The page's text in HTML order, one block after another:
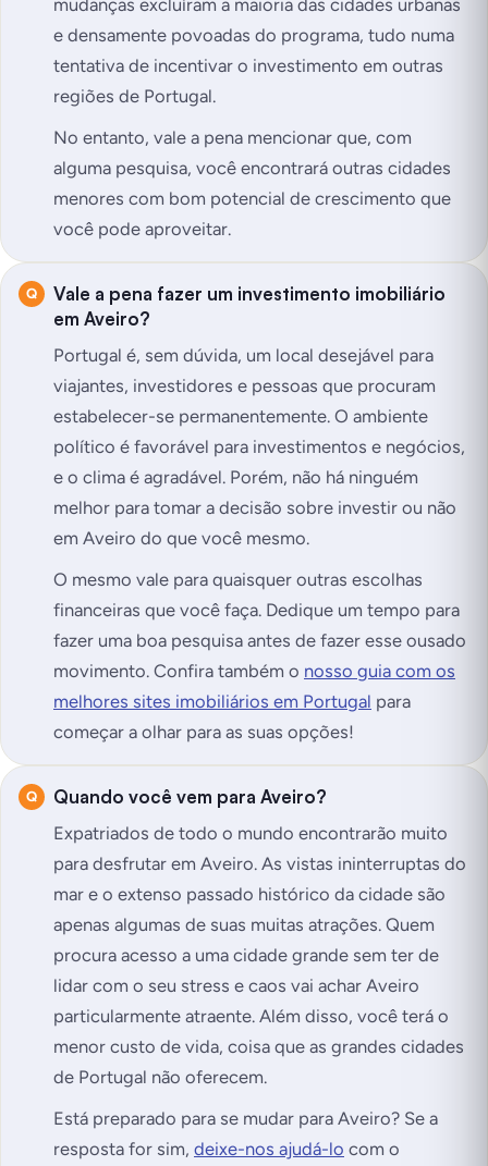
mudanças excluíram a maioria das cidades urbanas
e densamente povoadas do programa, tudo numa
tentativa de incentivar o investimento em outras
regiões de Portugal.
No entanto, vale a pena mencionar que, com
alguma pesquisa, você encontrará outras cidades
menores com bom potencial de crescimento que
você pode aproveitar.
Vale a pena fazer um investimento imobiliário
em Aveiro?
Portugal é, sem dúvida, um local desejável para
viajantes, investidores e pessoas que procuram
estabelecer-se permanentemente. O ambiente
político é favorável para investimentos e negócios,
e o clima é agradável. Porém, não há ninguém
melhor para tomar a decisão sobre investir ou não
em Aveiro do que você mesmo.
O mesmo vale para quaisquer outras escolhas
financeiras que você faça. Dedique um tempo para
fazer uma boa pesquisa antes de fazer esse ousado
movimento. Confira também o nosso guia com os
melhores sites imobiliários em Portugal para
começar a olhar para as suas opções!
Quando você vem para Aveiro?
Expatriados de todo o mundo encontrarão muito
para desfrutar em Aveiro. As vistas ininterruptas do
mar e o extenso passado histórico da cidade são
apenas algumas de suas muitas atrações. Quem
procura acesso a uma cidade grande sem ter de
lidar com o seu stress e caos vai achar Aveiro
particularmente atraente. Além disso, você terá o
menor custo de vida, coisa que as grandes cidades
de Portugal não oferecem.
Está preparado para se mudar para Aveiro? Se a
resposta for sim, deixe-nos ajudá-lo com o